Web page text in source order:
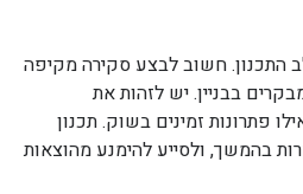
התכנון. חשוב לבצע סקירה מקיפה
בבניין. יש לזהות את
פתרונות זמינים בשוק. תכנון
בהמשך, ולסייע להימנע מהוצאות